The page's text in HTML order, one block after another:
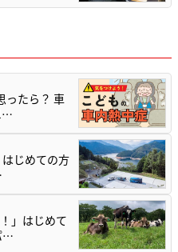
ったら？ 車
はじめての方
」はじめて
…